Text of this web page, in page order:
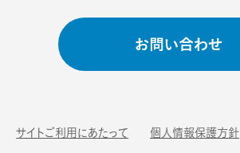
お問い合わせ
サイトご利用にあたって 個人情報保護方針